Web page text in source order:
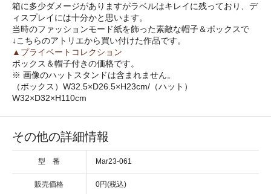
箱に多少ダメージがありますがラベルはキレイに残っており、デ
ィスプレイには十分かと思います。
当時のファッションモード紙を飾った素敵な帽子＆ボックスで
↓こちらのアトリエから買い付けた作品です。
▲プライベートコレクション
ボックス＆帽子付きの価格です。
※ 画像のハットスタンドは含まれません。
（ボックス）W32.5×D26.5×H23cm/（ハット）
W32×D32×H110cm
その他の詳細情報
型 番 Mar23-061
販売価格 0円(税込)